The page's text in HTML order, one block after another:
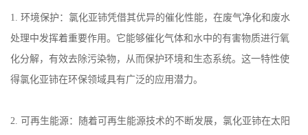
1. 环境保护：氯化亚铈凭借其优异的催化性能，在废气净化和废水
处理中发挥着重要作用。它能够催化气体和水中的有害物质进行氧
化分解，有效去除污染物，从而保护环境和生态系统。这一特性使
得氯化亚铈在环保领域具有广泛的应用潜力。
2. 可再生能源：随着可再生能源技术的不断发展，氯化亚铈在太阳